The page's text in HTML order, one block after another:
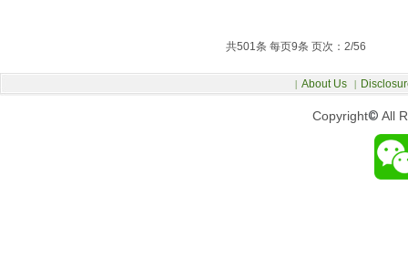
共501条 每页9条 页次：2/56
Copyright© All
| About Us |